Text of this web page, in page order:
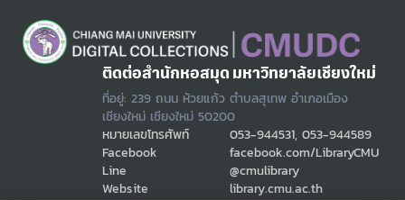
ติดต่อสำนักหอสมุด มหาวิทยาลัยเชียงใหม่
ที่อยู่: 239 ถนน ห้วยแก้ว ตำบลสุเทพ อำเภอเมือง
เชียงใหม่ เชียงใหม่ 50200
หมายเลขโทรศัพท์ 053-944531, 053-944589
Facebook
facebook.com/LibraryCMU
Line
@cmulibrary
Website
library.cmu.ac.th